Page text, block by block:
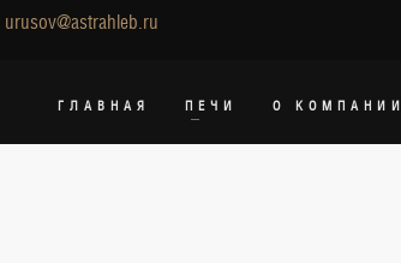
urusov@astrahleb.ru
ГЛАВНАЯ ПЕЧИ О КОМПАНИИ